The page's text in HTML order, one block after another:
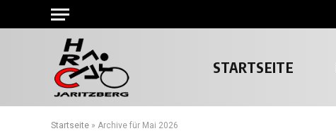
STARTSEITE
Startseite » Archive für Mai 2026